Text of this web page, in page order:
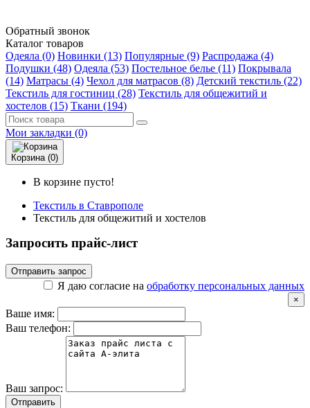
Обратный звонок
Каталог товаров
Одеяла (0) Новинки (13) Популярные (9) Распродажа (4)
Подушки (48) Одеяла (53) Постельное белье (11) Покрывала
(14) Матрасы (4) Чехол для матрасов (8) Детский текстиль (22)
Текстиль для гостиниц (28) Текстиль для общежитий и
хостелов (15) Ткани (194)
Мои закладки (0)
Корзина (0)
В корзине пусто!
Текстиль в Ставрополе
Текстиль для общежитий и хостелов
Запросить прайс-лист
Отправить запрос
Я даю согласие на обработку персональных данных
×
Ваше имя:
Ваш телефон:
Ваш запрос:
Отправить